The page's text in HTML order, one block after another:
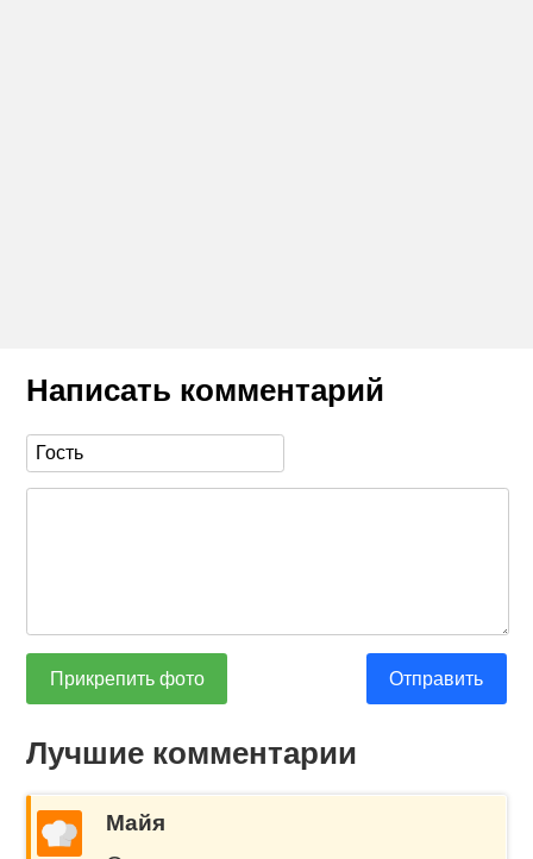
Написать комментарий
Прикрепить фото Отправить
Лучшие комментарии
Майя